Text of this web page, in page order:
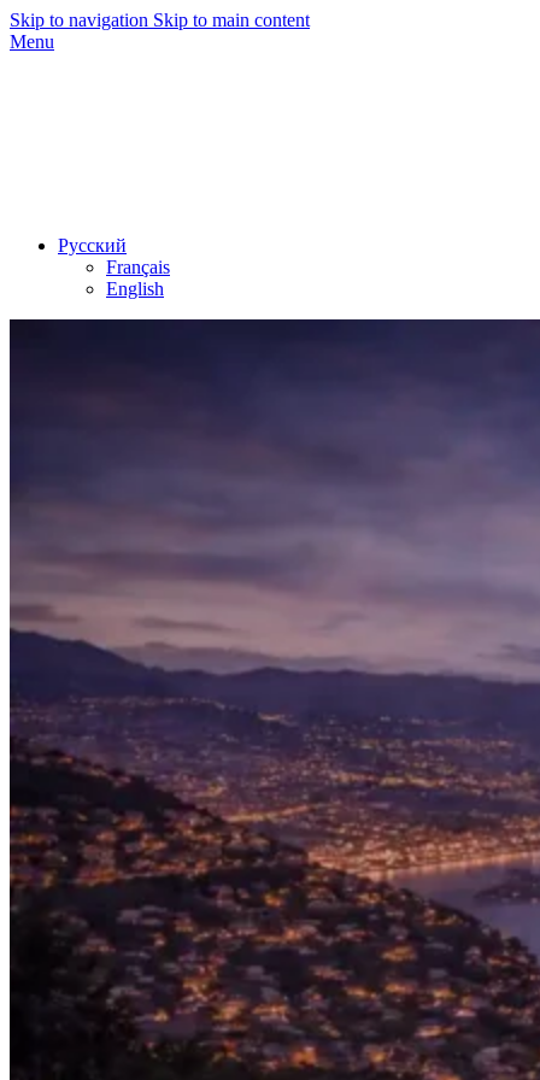
Skip to navigation Skip to main content
Menu
Русский
Français
English